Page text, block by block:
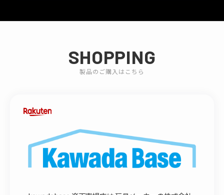
SHOPPING
製品のご購入はこちら